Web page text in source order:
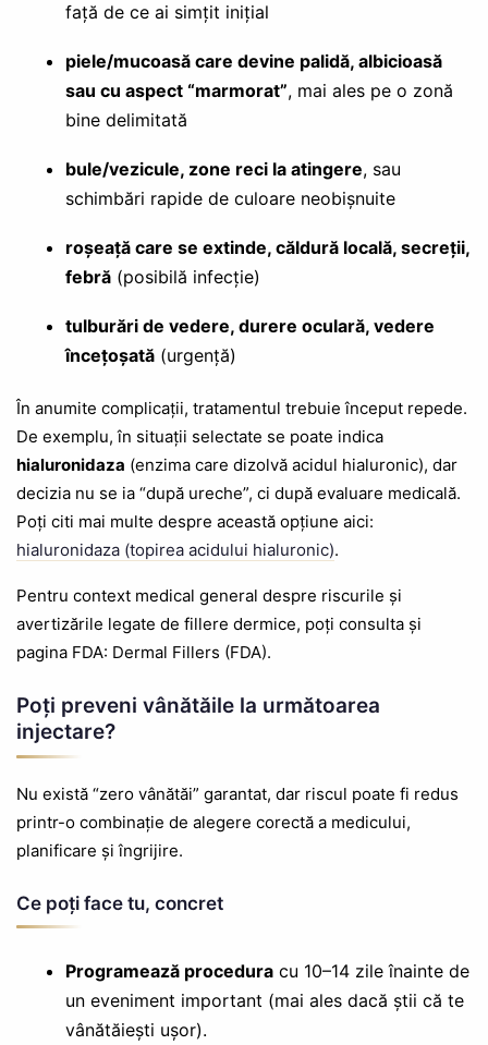
față de ce ai simțit inițial
piele/mucoasă care devine palidă, albicioasă
sau cu aspect “marmorat”, mai ales pe o zonă
bine delimitată
bule/vezicule, zone reci la atingere, sau
schimbări rapide de culoare neobișnuite
roșeață care se extinde, căldură locală, secreții,
febră(posibilă infecție)
tulburări de vedere, durere oculară, vedere
încețoșată(urgență)
În anumite complicații, tratamentul trebuie început repede.
De exemplu, în situații selectate se poate indica
hialuronidaza (enzima care dizolvă acidul hialuronic), dar
decizia nu se ia “după ureche”, ci după evaluare medicală.
Poți citi mai multe despre această opțiune aici:
hialuronidaza (topirea acidului hialuronic).
Pentru context medical general despre riscurile și
avertizările legate de fillere dermice, poți consulta și
pagina FDA: Dermal Fillers (FDA).
Poți preveni vânătăile la următoarea
injectare?
Nu există “zero vânătăi” garantat, dar riscul poate fi redus
printr-o combinație de alegere corectă a medicului,
planificare și îngrijire.
Ce poți face tu, concret
Programează proceduracu 10–14 zile înainte de
un eveniment important (mai ales dacă știi că te
vânătăiești ușor).